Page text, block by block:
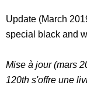
Update (March
special black and
Mise à jour (mars
120th s'offre une